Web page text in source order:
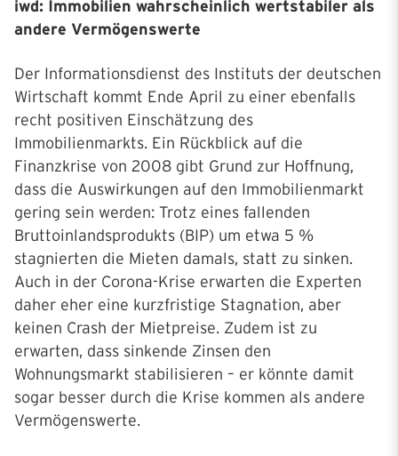
iwd: Immobilien wahrscheinlich wertstabiler als
andere Vermögenswerte
Der Informationsdienst des Instituts der deutschen
Wirtschaft kommt Ende April zu einer ebenfalls
recht positiven Einschätzung des
Immobilienmarkts. Ein Rückblick auf die
Finanzkrise von 2008 gibt Grund zur Hoffnung,
dass die Auswirkungen auf den Immobilienmarkt
gering sein werden: Trotz eines fallenden
Bruttoinlandsprodukts (BIP) um etwa 5 %
stagnierten die Mieten damals, statt zu sinken.
Auch in der Corona-Krise erwarten die Experten
daher eher eine kurzfristige Stagnation, aber
keinen Crash der Mietpreise. Zudem ist zu
erwarten, dass sinkende Zinsen den
Wohnungsmarkt stabilisieren – er könnte damit
sogar besser durch die Krise kommen als andere
Vermögenswerte.